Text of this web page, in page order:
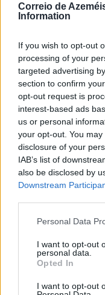
Correio de
Information
If you wish to opt-out
processing of your
targeted advertising
section to confirm
opt-out request is
interest-based ads
us or personal
your opt-out. You
disclosure of your
IAB’s list of
also be disclosed by
Downstream
Personal Data
I want to opt-out
personal data.
Opted In
I want to opt-out
Andrey André na